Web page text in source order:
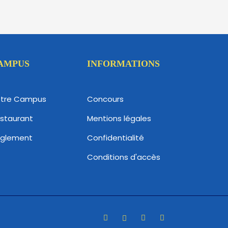
Campus
INFORMATIONS
Concours
Mentions légales
Confidentialité
Conditions d'accès